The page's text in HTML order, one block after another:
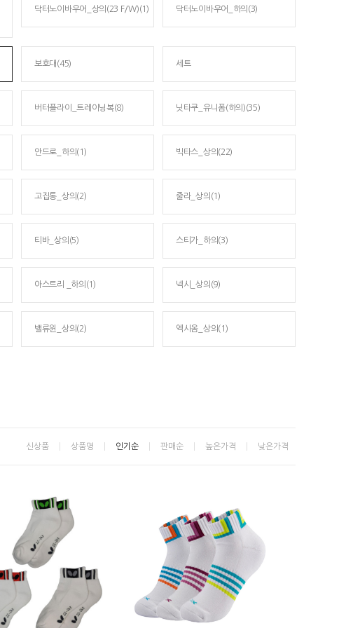
닥터노이바우어_상의(23 F/W)(1) 닥터노이바우어_하의(3)
보호대(45) 세트
버터플라이_트레이닝복(8) 닛타쿠_유니폼(하의)(35)
안드로_하의(1) 빅타스_상의(22)
고집통_상의(2) 줄라_상의(1)
티바_상의(5) 스티가_하의(3)
아스트리 _하의(1) 넥시_상의(9)
밸류윈_상의(2) 엑시옴_상의(1)
신상품 상품명 인기순 판매순 높은가격 낮은가격